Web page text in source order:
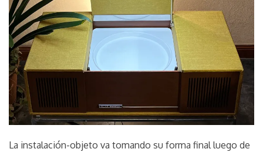
La instalación-objeto va tomando su forma final luego de